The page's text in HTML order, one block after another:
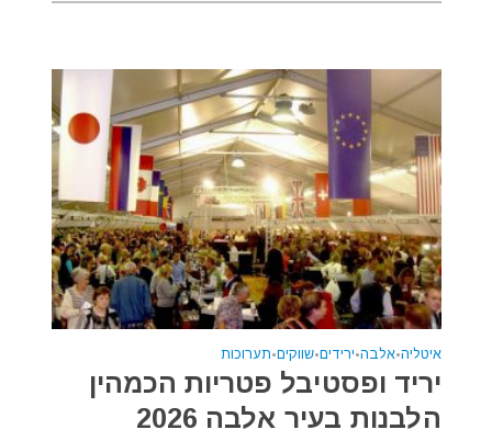
איטליה•אלבה•ירידים•שווקים•תערוכות
יריד ופסטיבל פטריות הכמהין
הלבנות בעיר אלבה 2026